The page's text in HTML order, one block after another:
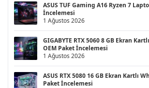
ASUS TUF Gaming A16 Ryzen 7
İncelemesi
1 Ağustos 2026
GIGABYTE RTX 5060 8 GB Ekran
OEM Paket İncelemesi
1 Ağustos 2026
ASUS RTX 5080 16 GB Ekran Kartlı
Paket İncelemesi